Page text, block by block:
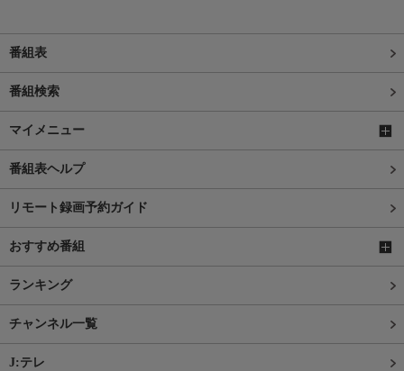
番組表
番組検索
マイメニュー
番組表ヘルプ
リモート録画予約ガイド
おすすめ番組
ランキング
チャンネル一覧
J:テレ